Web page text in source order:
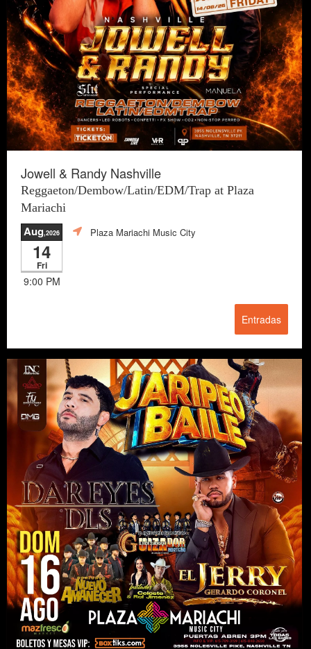
Jowell & Randy Nashville
Reggaeton/Dembow/Latin/EDM/Trap at Plaza
Mariachi
Aug,2026
14
Fri
9:00 PM
Plaza Mariachi Music City
Entradas